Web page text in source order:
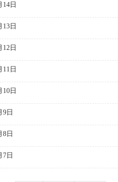
14日
13日
12日
11日
10日
9日
8日
7日